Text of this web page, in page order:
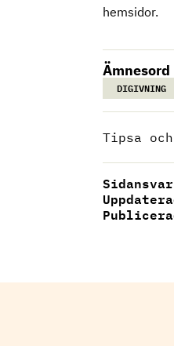
hemsidor.
Ämnesord
DIGIVNING
Tipsa